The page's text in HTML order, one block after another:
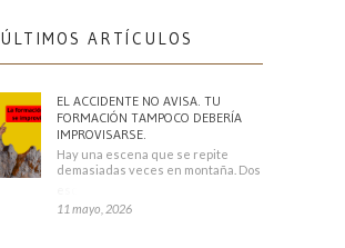
ÚLTIMOS ARTÍCULOS
EL ACCIDENTE NO AVISA. TU
FORMACIÓN TAMPOCO DEBERÍA
IMPROVISARSE.
Hay una escena que se repite
demasiadas veces en montaña. Dos
11 mayo, 2026